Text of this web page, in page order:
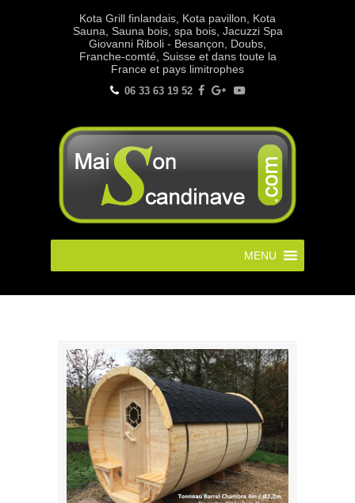
Kota Grill finlandais, Kota pavillon, Kota
Sauna, Sauna bois, spa bois, Jacuzzi Spa
Giovanni Riboli - Besançon, Doubs,
Franche-comté, Suisse et dans toute la
France et pays limitrophes
06 33 63 19 52
MENU